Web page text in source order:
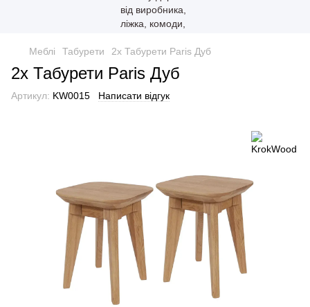
Меблі Табурети 2х Табурети Paris Дуб
2х Табурети Paris Дуб
Артикул: KW0015 Написати відгук